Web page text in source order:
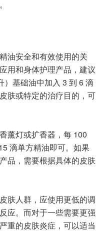
油安全和有效使用的关
用和身体护理产品，建议
）基础油中加入 3 到 6 滴
肤或特定的治疗目的，可
薰灯或扩香器，每 100
滴单方精油即可。如果
品，需要根据具体的皮肤
肤人群，应使用更低的调
应。而对于一些需要更强
重的皮肤炎症，可以适当